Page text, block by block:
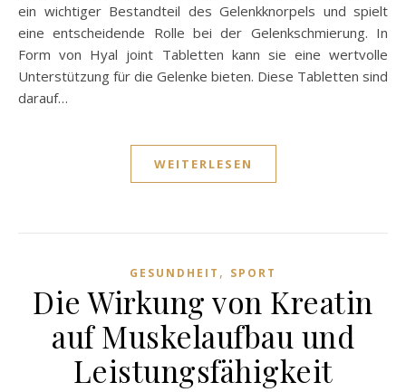
ein wichtiger Bestandteil des Gelenkknorpels und spielt
eine entscheidende Rolle bei der Gelenkschmierung. In
Form von Hyal joint Tabletten kann sie eine wertvolle
Unterstützung für die Gelenke bieten. Diese Tabletten sind
darauf…
WEITERLESEN
GESUNDHEIT , SPORT
Die Wirkung von Kreatin
auf Muskelaufbau und
Leistungsfähigkeit